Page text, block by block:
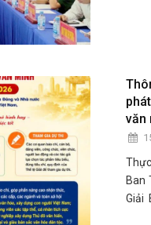
văn
Ban
Giải